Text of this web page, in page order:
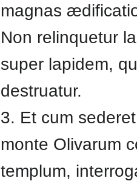
magnas
Non relinquetur
super lapidem,
destruatur.
3. Et cum
monte Olivarum
templum,